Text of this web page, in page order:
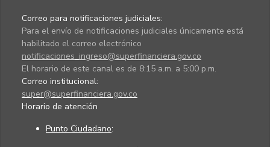
Correo para notificaciones judiciales:
Para el envío de notificaciones judiciales únicamente está
habilitado el correo electrónico
notificaciones_ingreso@superfinanciera.gov.co
El horario de este canal es de 8:15 a.m. a 5:00 p.m.
Correo institucional:
super@superfinanciera.gov.co
Horario de atención
Punto Ciudadano: